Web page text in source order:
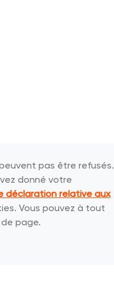
pas être refusés.
donné votre
déclaration relative aux
Vous pouvez à tout
page.